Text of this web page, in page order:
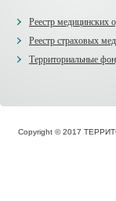
Реестр медицинских
Реестр страховых
Территориальные
Copyright © 2017